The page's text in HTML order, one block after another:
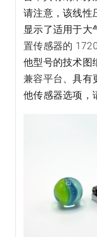
请注意，该线性
显示了适用于大
置传感器的
他型号的技术图
兼容平台、具有
他传感器选项，